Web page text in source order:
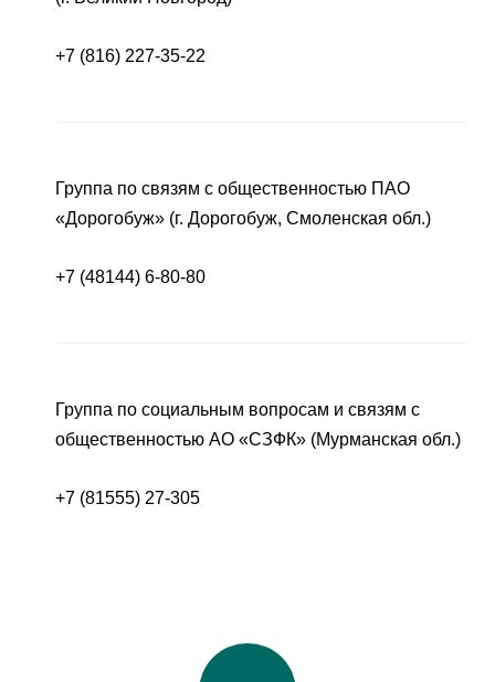
+7 (816) 227-35-22
Группа по связям с общественностью ПАО
«Дорогобуж» (г. Дорогобуж, Смоленская обл.)
+7 (48144) 6-80-80
Группа по социальным вопросам и связям с
общественностью АО «СЗФК» (Мурманская обл.)
+7 (81555) 27-305